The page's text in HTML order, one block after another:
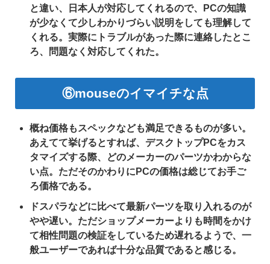
と違い、日本人が対応してくれるので、PCの知識
が少なくて少しわかりづらい説明をしても理解して
くれる。実際にトラブルがあった際に連絡したとこ
ろ、問題なく対応してくれた。
⑥mouseのイマイチな点
概ね価格もスペックなども満足できるものが多い。
あえてて挙げるとすれば、デスクトップPCをカス
タマイズする際、どのメーカーのパーツかわからな
い点。ただそのかわりにPCの価格は総じてお手ご
ろ価格である。
ドスパラなどに比べて最新パーツを取り入れるのが
やや遅い。ただショップメーカーよりも時間をかけ
て相性問題の検証をしているため遅れるようで、一
般ユーザーであれば十分な品質であると感じる。